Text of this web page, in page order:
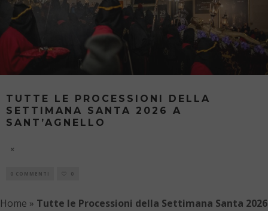
TUTTE LE PROCESSIONI DELLA
SETTIMANA SANTA 2026 A
SANT’AGNELLO
0 COMMENTI 0
Home » Tutte le Processioni della Settimana Santa 2026